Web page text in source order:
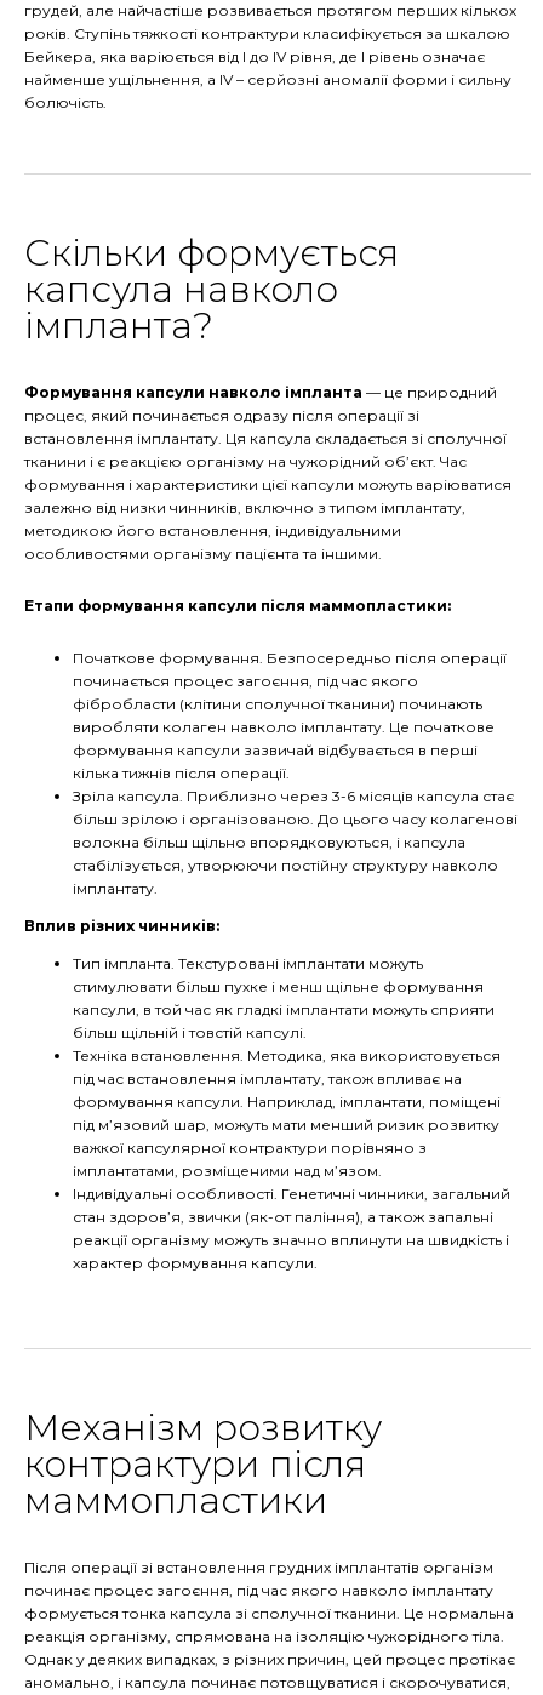
грудей, але найчастіше розвивається протягом перших кількох
років. Ступінь тяжкості контрактури класифікується за шкалою
Бейкера, яка варіюється від I до IV рівня, де I рівень означає
найменше ущільнення, а IV – серйозні аномалії форми і сильну
болючість.
Скільки формується
капсула навколо
імпланта?
Формування капсули навколо імпланта — це природний
процес, який починається одразу після операції зі
встановлення імплантату. Ця капсула складається зі сполучної
тканини і є реакцією організму на чужорідний об’єкт. Час
формування і характеристики цієї капсули можуть варіюватися
залежно від низки чинників, включно з типом імплантату,
методикою його встановлення, індивідуальними
особливостями організму пацієнта та іншими.
Етапи формування капсули після маммопластики:
Початкове формування. Безпосередньо після операції
починається процес загоєння, під час якого
фібробласти (клітини сполучної тканини) починають
виробляти колаген навколо імплантату. Це початкове
формування капсули зазвичай відбувається в перші
кілька тижнів після операції.
Зріла капсула. Приблизно через 3-6 місяців капсула стає
більш зрілою і організованою. До цього часу колагенові
волокна більш щільно впорядковуються, і капсула
стабілізується, утворюючи постійну структуру навколо
імплантату.
Вплив різних чинників:
Тип імпланта. Текстуровані імплантати можуть
стимулювати більш пухке і менш щільне формування
капсули, в той час як гладкі імплантати можуть сприяти
більш щільній і товстій капсулі.
Техніка встановлення. Методика, яка використовується
під час встановлення імплантату, також впливає на
формування капсули. Наприклад, імплантати, поміщені
під м’язовий шар, можуть мати менший ризик розвитку
важкої капсулярної контрактури порівняно з
імплантатами, розміщеними над м’язом.
Індивідуальні особливості. Генетичні чинники, загальний
стан здоров’я, звички (як-от паління), а також запальні
реакції організму можуть значно вплинути на швидкість і
характер формування капсули.
Механізм розвитку
контрактури після
маммопластики
Після операції зі встановлення грудних імплантатів організм
починає процес загоєння, під час якого навколо імплантату
формується тонка капсула зі сполучної тканини. Це нормальна
реакція організму, спрямована на ізоляцію чужорідного тіла.
Однак у деяких випадках, з різних причин, цей процес протікає
аномально, і капсула починає потовщуватися і скорочуватися,